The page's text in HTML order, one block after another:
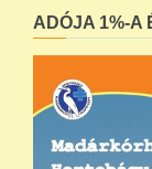
ADÓJA 1%-A